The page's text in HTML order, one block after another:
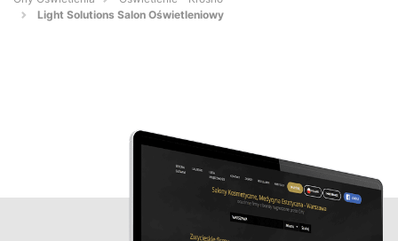
Light Solutions Salon Oświetleniowy